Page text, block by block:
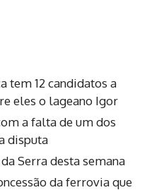
tem 12 candidatos a
eles o lageano Igor
a falta de um dos
disputa
Serra desta semana
da ferrovia que